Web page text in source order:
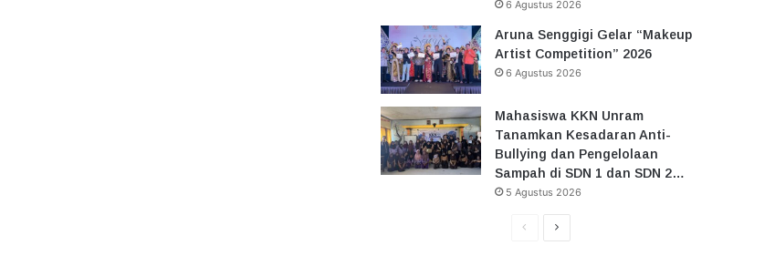
6 Agustus 2026
Aruna Senggigi Gelar “Makeup
Artist Competition” 2026
6 Agustus 2026
Mahasiswa KKN Unram
Tanamkan Kesadaran Anti-
Bullying dan Pengelolaan
Sampah di SDN 1 dan SDN 2…
5 Agustus 2026
HalamanHalaman